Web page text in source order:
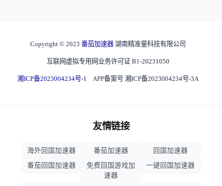
Copyright © 2023 番茄加速器 湖南精准量科技有限公司
互联网虚拟专用网业务许可证 B1-20231050
湘ICP备2023004234号-1 APP备案号 湘ICP备2023004234号-3A
友情链接
海外回国加速器 番茄加速器
回国加速器
番茄回国加速器
免费回国游戏加
速器
一键回国加速器